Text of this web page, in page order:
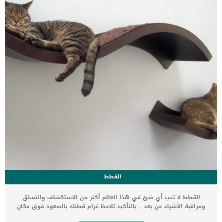
القطط
القطط لا تحب أي شئ في هذا العالم أكثر من الاستكشاف والتسلق
ومراقبة الأشياء عن بعد .. بالتأكيد تلاحظ غرام قطتك بالصعود فوق مكان